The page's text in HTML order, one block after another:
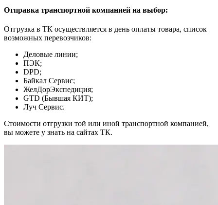
Отправка транспортной компанией на выбор:
Отгрузка в ТК осуществляется в день оплаты товара, список
возможных перевозчиков:
Деловые линии;
ПЭК;
DPD;
Байкал Сервис;
ЖелДорЭкспедиция;
GTD (Бывшая КИТ);
Луч Сервис.
Стоимости отгрузки той или иной транспортной компанией,
вы можете у знать на сайтах ТК.